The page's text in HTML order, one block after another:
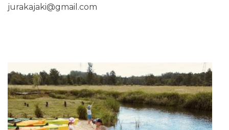
jurakajaki@gmail.com